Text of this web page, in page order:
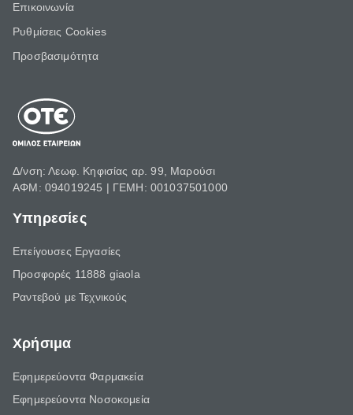
Επικοινωνία
Ρυθμίσεις Cookies
Προσβασιμότητα
Δ/νση: Λεωφ. Κηφισίας αρ. 99, Μαρούσι
ΑΦΜ: 094019245 | ΓΕΜΗ: 001037501000
Υπηρεσίες
Επείγουσες Εργασίες
Προσφορές 11888 giaola
Ραντεβού με Τεχνικούς
Χρήσιμα
Εφημερεύοντα Φαρμακεία
Εφημερεύοντα Νοσοκομεία